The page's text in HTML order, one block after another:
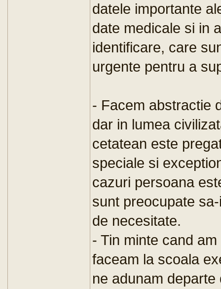
datele importante
date medicale si in
identificare, care
urgente pentru a
- Facem abstractie
dar in lumea
cetatean este
speciale si
cazuri persoana
sunt preocupate
de necesitate.
- Tin minte cand
faceam la scoala
ne adunam